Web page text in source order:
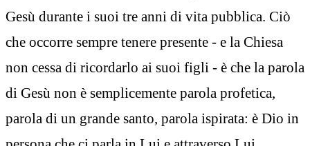
Gesù durante i suoi tre anni di vita pubblica. Ciò
che occorre sempre tenere presente - e la Chiesa
non cessa di ricordarlo ai suoi figli - è che la parola
di Gesù non è semplicemente parola profetica,
parola di un grande santo, parola ispirata: è Dio in